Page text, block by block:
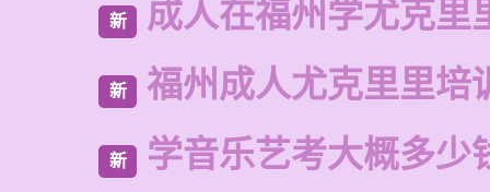
新 成人在福州学尤克里
新 福州成人尤克里里培
新 学音乐艺考大概多少